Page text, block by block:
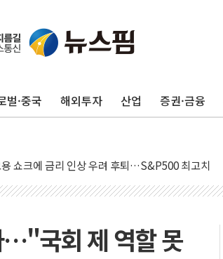
벌·중국 해외투자 산업 증권·금융
원 주택 검토, 민주당 스스로 원칙 뒤집는 것"
더위 지속…청주·진천 35도, 곳곳 소나기
주·인천 경선 발표...김민석 '재역전' vs 정청래 '
개인정보 보안 새판 짠다…'자율규제단체' 타진
준 이사 해임 재추진…"26일까지 의혹 소명" 요구
고용 예상 밖 부진에 연준 금리 인상 가능성 낮아
수니파 3국, '공동방위협정' 체결… 이스라엘·이
자폐증 행정명령 검토…"이르면 다음 주"
…"국회 제 역할 못